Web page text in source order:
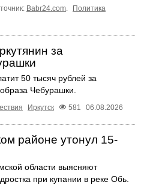
Babr24.com
Политика
за
50 тысяч рублей за
Чебурашки.
Иркутск 581 06.08.2026
районе утонул 15-
области выясняют
при купании в реке Обь.